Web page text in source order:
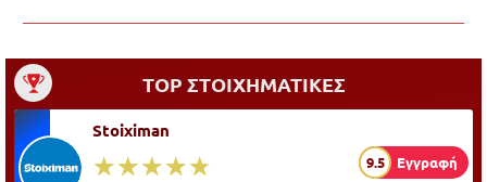
TOP ΣΤΟΙΧΗΜΑΤΙΚΕΣ
Stoiximan
☆☆☆☆☆
★★★★★ 9.5 Εγγραφή